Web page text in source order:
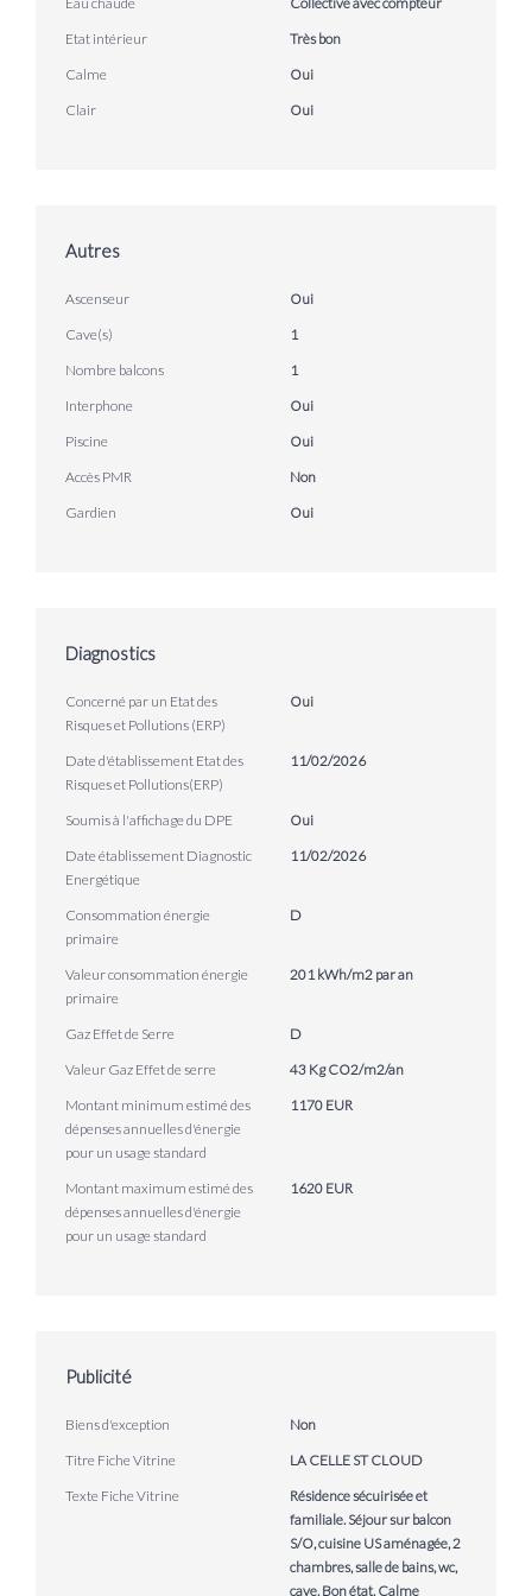
Etat intérieur
Très bon
Calme
Oui
Clair
Oui
Autres
Ascenseur
Oui
Cave(s)
1
Nombre balcons
1
Interphone
Oui
Piscine
Oui
Accès PMR
Non
Gardien
Oui
Diagnostics
Concerné par un Etat des
Risques et Pollutions (ERP)
Oui
Date d'établissement Etat des
Risques et Pollutions(ERP)
11/02/2026
Soumis à l'affichage du DPE
Oui
Date établissement Diagnostic
Energétique
11/02/2026
Consommation énergie
primaire
D
Valeur consommation énergie
primaire
201 kWh/m2 par an
Gaz Effet de Serre
D
Valeur Gaz Effet de serre
43 Kg CO2/m2/an
Montant minimum estimé des
dépenses annuelles d'énergie
pour un usage standard
1170 EUR
Montant maximum estimé des
dépenses annuelles d'énergie
pour un usage standard
1620 EUR
Publicité
Biens d'exception
Non
Titre Fiche Vitrine
LA CELLE ST CLOUD
Texte Fiche Vitrine
Résidence sécuirisée et
familiale. Séjour sur balcon
S/O, cuisine US aménagée, 2
chambres, salle de bains, wc,
cave. Bon état. Calme